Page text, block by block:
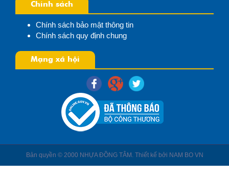
Chính sách
Chính sách bảo mật thông tin
Chính sách quy định chung
Mạng xã hội
Bản quyền © 2000 NHỰA ĐỒNG TÂM. Thiết kế bởi NAM BO VN